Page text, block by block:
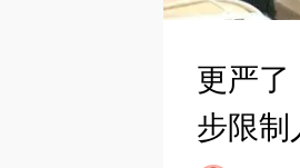
更严
步限制